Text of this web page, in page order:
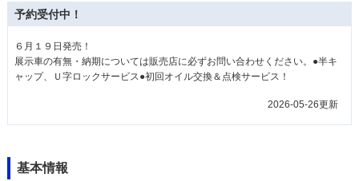
予約受付中！
６月１９日発売！
展示車の有無・納期については販売店に必ずお問い合わせください。●半キ
ャップ、Ｕ字ロックサービス●初回オイル交換＆点検サービス！
2026-05-26更新
基本情報